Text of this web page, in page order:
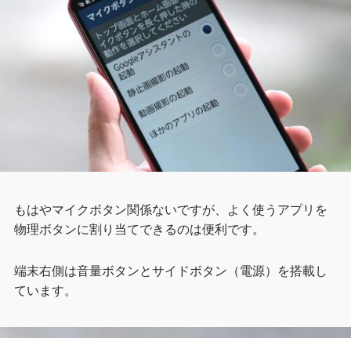
もはやマイクボタン関係ないですが、よく使うアプリを
物理ボタンに割り当てできるのは便利です。
端末右側は音量ボタンとサイドボタン（電源）を搭載し
ています。